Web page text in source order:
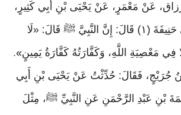
الرزاق، عَنْ مَعْمَرٍ، عَنْ يَحْيَى بْنِ أَبِي كَثِيرٍ،
عَنْ رَجُلٍ مِنْ بَنِي حَنِيفَةَ (١) قَالَ: إِنَّ النَّبِيَّ ﷺ قَالَ: «لَا
مَعْصِيَةِ اللَّهِ، وَكَفَّارَتُهُ كَفَّارَةُ يَمِينٍ».
ابْنُ جُرَيْجٍ، فَقَالَ: حُدِّثْتُ عَنْ يَحْيَى بْنِ أَبِي
بْنِ عَبْدِ الرَّحْمَنِ عَنِ النَّبِيِّ ﷺ، مِثْلَ